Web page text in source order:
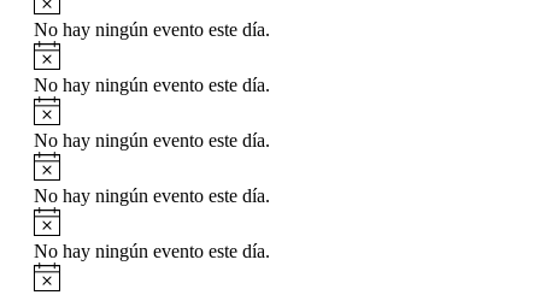
No hay ningún evento este día.
No hay ningún evento este día.
No hay ningún evento este día.
No hay ningún evento este día.
No hay ningún evento este día.